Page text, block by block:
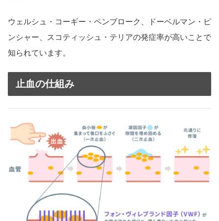
ウェルシュ・コーギー・ペンブローク、ドーベルマン・ピ
ンシャー、スコティッシュ・テリアの発症率が高いことで
知られています。
止血の仕組み